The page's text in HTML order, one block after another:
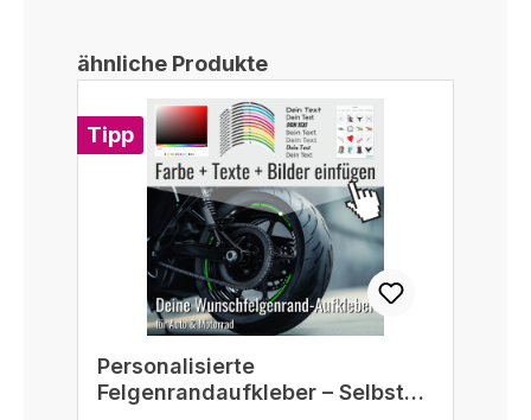
Produktgalerie überspringen
ähnliche Produkte
Tipp
Personalisierte
Felgenrandaufkleber – Selbst